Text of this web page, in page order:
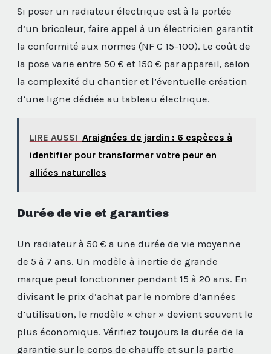
Si poser un radiateur électrique est à la portée
d’un bricoleur, faire appel à un électricien garantit
la conformité aux normes (NF C 15-100). Le coût de
la pose varie entre 50 € et 150 € par appareil, selon
la complexité du chantier et l’éventuelle création
d’une ligne dédiée au tableau électrique.
LIRE AUSSI Araignées de jardin : 6 espèces à
identifier pour transformer votre peur en
alliées naturelles
Durée de vie et garanties
Un radiateur à 50 € a une durée de vie moyenne
de 5 à 7 ans. Un modèle à inertie de grande
marque peut fonctionner pendant 15 à 20 ans. En
divisant le prix d’achat par le nombre d’années
d’utilisation, le modèle « cher » devient souvent le
plus économique. Vérifiez toujours la durée de la
garantie sur le corps de chauffe et sur la partie